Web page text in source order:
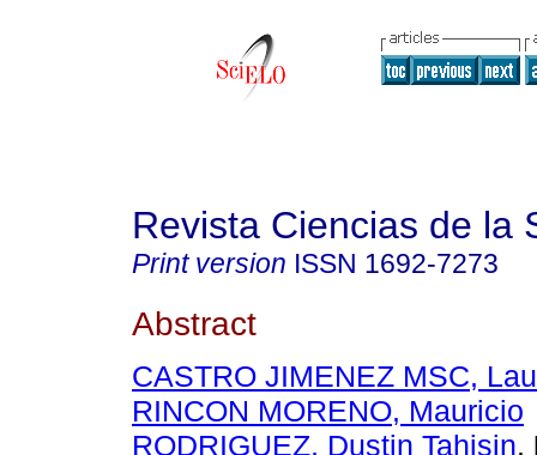
Revista Ciencias de la
Print version ISSN 1692-7273
Abstract
CASTRO JIMENEZ MSC,
RINCON MORENO, Mauricio
RODRIGUEZ, Dustin Tahisin.